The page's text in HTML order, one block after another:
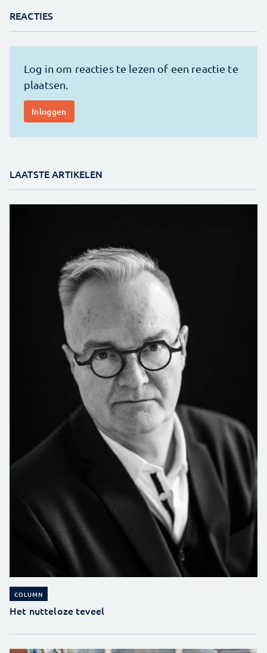
REACTIES
LAATSTE ARTIKELEN
COLUMN
Het nutteloze teveel